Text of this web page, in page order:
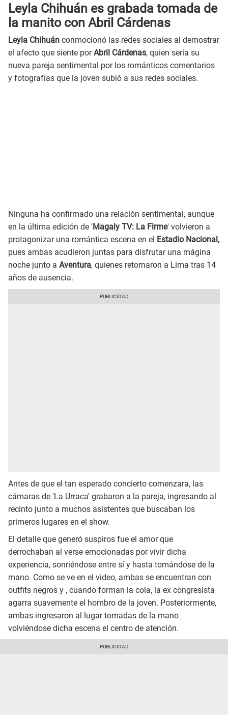
Leyla Chihuán es grabada tomada de
la manito con Abril Cárdenas
Leyla Chihuán conmocionó las redes sociales al demostrar
el afecto que siente porAbril Cárdenas, quien sería su
nueva pareja sentimental por los románticos comentarios
y fotografías que la joven subió a sus redes sociales.
Ninguna ha confirmado una relación sentimental, aunque
en la última edición de ' Magaly TV: La Firme' volvieron a
protagonizar una romántica escena en el Estadio Nacional,
pues ambas acudieron juntas para disfrutar una mágina
noche junto a Aventura, quienes retornaron a Lima tras 14
años de ausencia.
Antes de que el tan esperado concierto comenzara, las
cámaras de 'La Urraca' grabaron a la pareja, ingresando al
recinto junto a muchos asistentes que buscaban los
primeros lugares en el show.
El detalle que generó suspiros fue el amor que
derrochaban al verse emocionadas por vivir dicha
experiencia, sonriéndose entre sí y hasta tomándose de la
mano. Como se ve en el video, ambas se encuentran con
outfits negros y , cuando forman la cola, la ex congresista
agarra suavemente el hombro de la joven. Posteriormente,
ambas ingresaron al lugar tomadas de la mano
volviéndose dicha escena el centro de atención.